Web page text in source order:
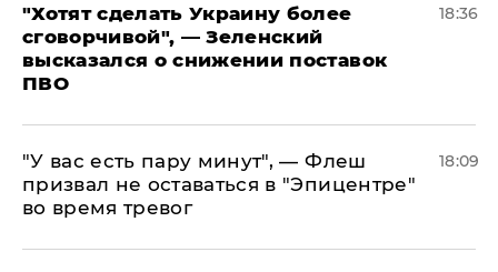
​"Хотят сделать Украину более
сговорчивой", — Зеленский
высказался о снижении поставок
ПВО
18:36
​"У вас есть пару минут", — Флеш
призвал не оставаться в "Эпицентре"
во время тревог
18:09